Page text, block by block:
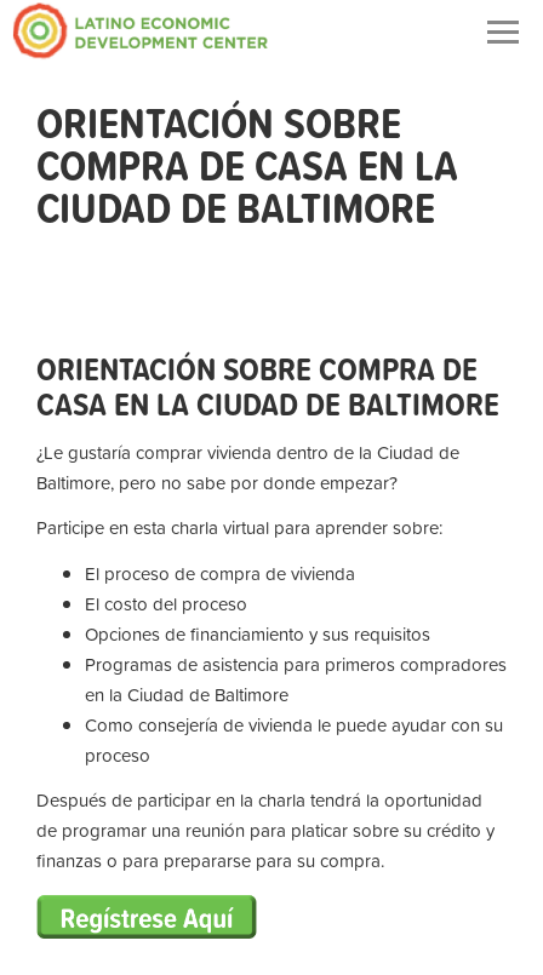
ORIENTACIÓN SOBRE
COMPRA DE CASA EN LA
CIUDAD DE BALTIMORE
ORIENTACIÓN SOBRE COMPRA DE
CASA EN LA CIUDAD DE BALTIMORE
¿Le gustaría comprar vivienda dentro de la Ciudad de
Baltimore, pero no sabe por donde empezar?
Participe en esta charla virtual para aprender sobre:
El proceso de compra de vivienda
El costo del proceso
Opciones de financiamiento y sus requisitos
Programas de asistencia para primeros compradores
en la Ciudad de Baltimore
Como consejería de vivienda le puede ayudar con su
proceso
Después de participar en la charla tendrá la oportunidad
de programar una reunión para platicar sobre su crédito y
finanzas o para prepararse para su compra.